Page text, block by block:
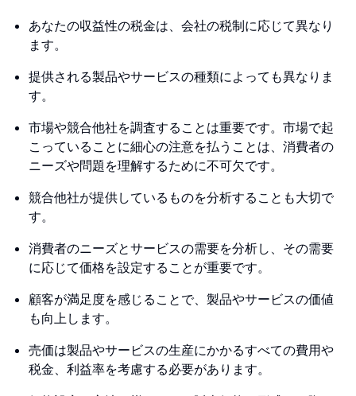
あなたの収益性の税金は、会社の税制に応じて異なり
ます。
提供される製品やサービスの種類によっても異なりま
す。
市場や競合他社を調査することは重要です。市場で起
こっていることに細心の注意を払うことは、消費者の
ニーズや問題を理解するために不可欠です。
競合他社が提供しているものを分析することも大切で
す。
消費者のニーズとサービスの需要を分析し、その需要
に応じて価格を設定することが重要です。
顧客が満足度を感じることで、製品やサービスの価値
も向上します。
売価は製品やサービスの生産にかかるすべての費用や
税金、利益率を考慮する必要があります。